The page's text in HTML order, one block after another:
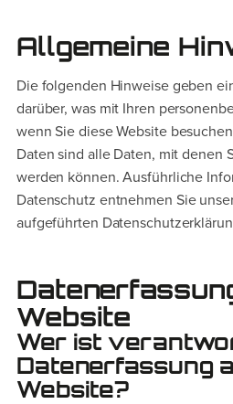
Allgemeine
Die folgenden Hinweise geben
darüber, was mit Ihren
wenn Sie diese Website
Daten sind alle Daten, mit denen
werden können. Ausführliche
Datenschutz entnehmen Sie
aufgeführten
Website
Wer ist
Datenerfassung
Website?